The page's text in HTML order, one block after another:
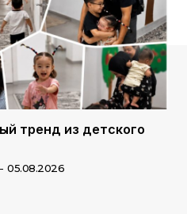
тренд из детского
- 05.08.2026